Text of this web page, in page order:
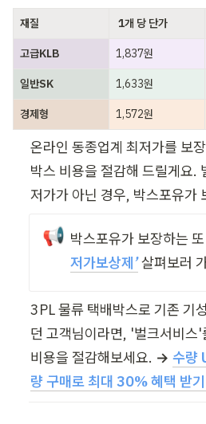
재질 1개 당 단가
고급KLB 1,837원
일반SK 1,633원
경제형 1,572원
온라인 동종업계 최저가를 보
박스 비용을 절감해 드릴게요.
저가가 아닌 경우, 박스포유가
📢 박스포유가 보장하는
저가보상제’살펴보러
3PL 물류 택배박스로 기존 기
던 고객님이라면, '벌크서비스'
비용을 절감해보세요. → 수량
량 구매로 최대 30% 혜택 받기